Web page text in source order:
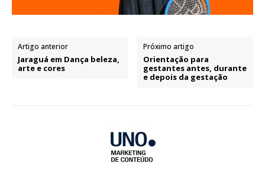
Artigo anterior
Jaraguá em Dança beleza,
arte e cores
Próximo artigo
Orientação para
gestantes antes, durante
e depois da gestação